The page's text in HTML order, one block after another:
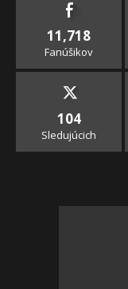
11,718
Fanúšikov
104
Sledujúcich